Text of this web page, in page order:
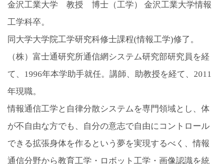
金沢工業大学 教授 博士（工学） 金沢工業大学情報
工学科卒。
同大学大学院工学研究科修士課程(情報工学)修了。
（株）富士通研究所通信網システム研究部研究員を経
て、1996年本学助手就任。講師、助教授を経て、2011
年現職。
情報通信工学と自律分散システムを専門領域とし、体
が不自由な方でも、自分の意志で自由にコントロール
できる拡張身体を作るという夢を実現するべく、情報
通信分野から教育工学・ロボット工学・画像認識を統